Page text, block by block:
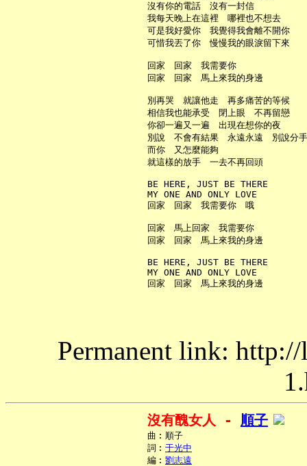
     沒有你的電話　沒有一封信
     我每天晚上在這裡　哪裡也不想去
     可是我好愛你　我覺得我會離不開你
     可惜我丟了你　慢慢我的眼淚留下來
     回家　回家　我需要你
     回家　回家　馬上來我的身邊
     別再哭　就讓他走　再多痛苦的等候
     相信我也能承受　閉上眼　不再留戀
     你卻一遍又一遍　出現在想你的夜
     別說　不會有結果　永遠永遠　別說分手
     而你　又怎麼能夠
     就這樣的放手　一去不再回頭
     BE HERE, JUST BE THERE
     MY ONE AND ONLY LOVE
     回家　回家　我需要你　哦
     回家　馬上回家　我需要你
     回家　回家　馬上來我的身邊
     BE HERE, JUST BE THERE
     MY ONE AND ONLY LOVE
Permanent link:
沒有醜女人 - 順子
     曲︰順子
     詞︰
于光中
     編︰
劉志遠